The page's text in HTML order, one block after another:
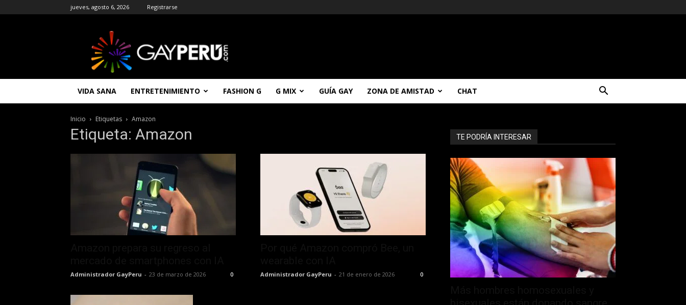
jueves, agosto 6, 2026 Registrarse
|
Entretenimiento
Noticias
Gay
Gratis
VIDA SANA ENTRETENIMIENTO FASHION G G MIX GUÍA GAY ZONA DE AMISTAD CHAT
Inicio Etiquetas Amazon
Etiqueta: Amazon
Administrador GayPeru - 23 de marzo de 2026 0 Administrador GayPeru - 21 de enero de 2026 0
TE PODRÍA INTERESAR